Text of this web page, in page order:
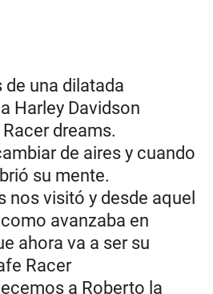
de una dilatada
Harley Davidson
dreams.
de aires y cuando
su mente.
nos visitó y desde aquel
avanzaba en
ahora va a ser su
Racer
a Roberto la